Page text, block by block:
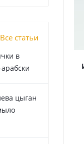
Все статьи
в
цыган